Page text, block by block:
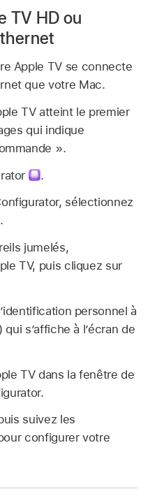
TV HD ou
Apple TV se connecte
que votre Mac.
TVatteint le premier
qui indique
».
.
, sélectionnez
jumelés,
TV, puis cliquez sur
personnel à
s’affiche à l’écran de
TVdans la fenêtre de
.
suivez les
configurer votre